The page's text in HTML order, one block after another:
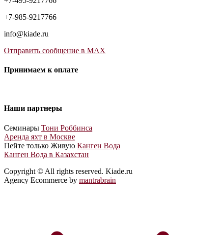
+7-985-9217766
info@kiade.ru
Отправить сообщение в MAX
Принимаем к оплате
Наши партнеры
Cеминары Тони Роббинса
Аренда яхт в Москве
Пейте только Живую Канген Вода
Канген Вода в Казахстан
Copyright © All rights reserved. Kiade.ru
Agency Ecommerce by mantrabrain